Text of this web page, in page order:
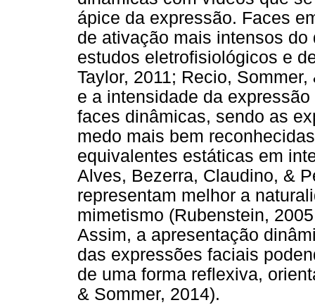
ápice da expressão. Faces
de ativação mais intensos
estudos eletrofisiológicos e
Taylor, 2011; Recio,
e a intensidade da
faces dinâmicas, sendo as
medo mais bem
equivalentes estáticas em
Alves, Bezerra, Claudino, &
representam melhor a
mimetismo (Rubenstein,
Assim, a apresentação
das expressões faciais
de uma forma reflexiva,
& Sommer, 2014).